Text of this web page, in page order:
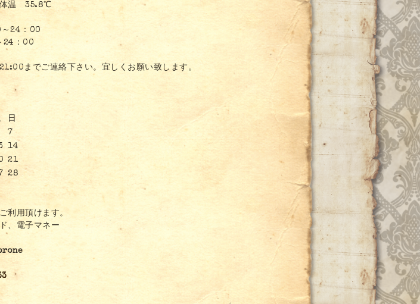
体温 35.8℃
24：00
24：00
までご連絡下さい。宜しくお願い致します。
日
7
14
21
28
利用頂けます。
、電子マネー